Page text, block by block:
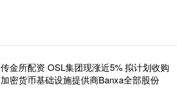
传金所配资 OSL集团现涨近5% 拟计划收购
加密货币基础设施提供商Banxa全部股份